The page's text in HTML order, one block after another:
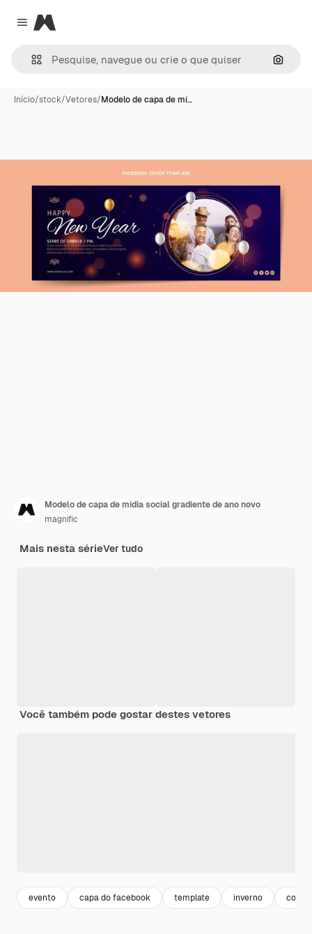
Close menu
Magnific
Início/stock/Vetores/Modelo de capa de mí…
Modelo de capa de mídia social gradiente de ano novo
magnific
Mais nesta sérieVer tudo
Você também pode gostar destes vetores
evento capa do facebook template inverno cover